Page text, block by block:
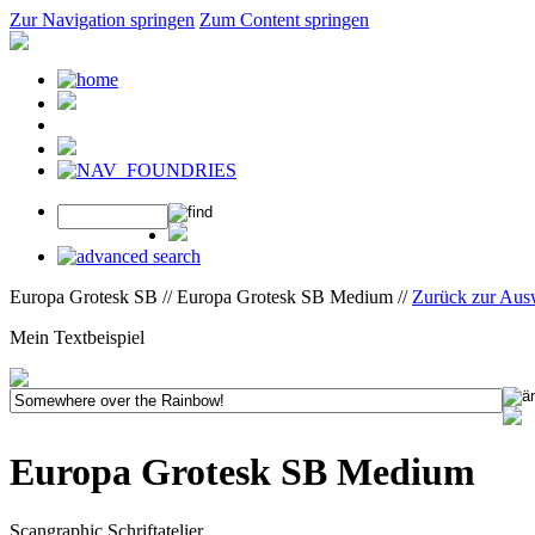
Zur Navigation springen Zum Content springen
Europa Grotesk SB // Europa Grotesk SB Medium // Zurück zur
Mein Textbeispiel
Europa Grotesk SB Medium
Scangraphic Schriftatelier